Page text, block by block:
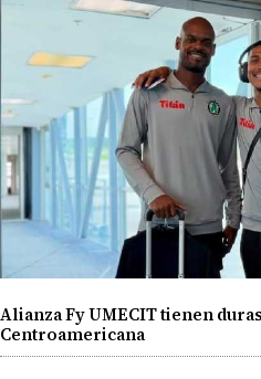
Alianza Fy UMECIT tienen
Centroamericana